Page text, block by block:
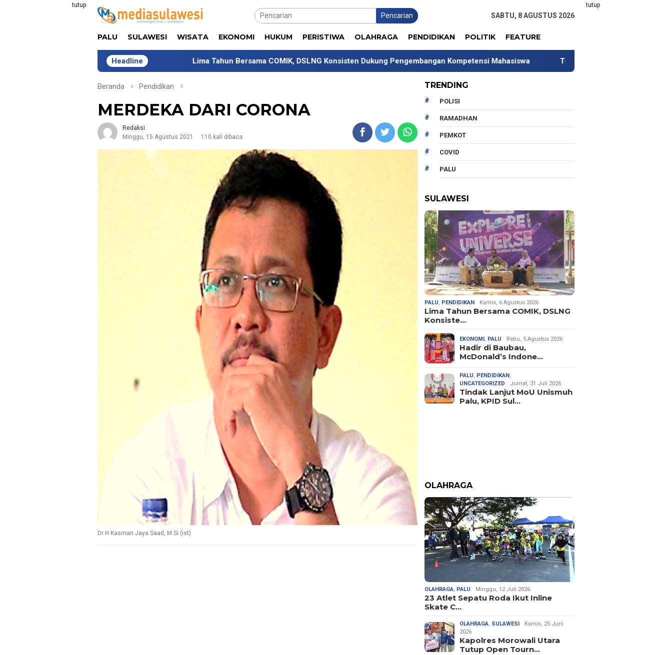
tutup tutup
Pencarian SABTU, 8 AGUSTUS 2026
PALU SULAWESI WISATA EKONOMI HUKUM PERISTIWA OLAHRAGA PENDIDIKAN POLITIK FEATURE
Headline
Lima Tahun Bersama COMIK, DSLNG Konsisten Dukung Pengembangan Kompetensi Mahasiswa Tim Universitas Indonesia Jalani Pengabdian di
Beranda Pendidikan
MERDEKA DARI CORONA
Redaksi
Minggu, 15 Agustus 2021
110 kali dibaca
Dr H Kasman Jaya Saad, M.Si (ist)
TRENDING
POLISI
RAMADHAN
PEMKOT
COVID
PALU
SULAWESI
PALU, PENDIDIKAN Kamis, 6 Agustus 2026
Lima Tahun Bersama COMIK, DSLNG
Konsiste…
EKONOMI, PALU Rabu, 5 Agustus 2026
Hadir di Baubau,
McDonald’s Indone…
PALU, PENDIDIKAN,
UNCATEGORIZED
Jumat, 31 Juli 2026
Tindak Lanjut MoU Unismuh
Palu, KPID Sul…
OLAHRAGA
OLAHRAGA PALU Minggu, 12 Juli 2026
23 Atlet Sepatu Roda Ikut Inline
Skate C…
OLAHRAGA SULAWESI
Kamis, 25 Juni
2026
Kapolres Morowali Utara
Tutup Open Tourn…